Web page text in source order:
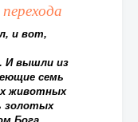
и вот,
И вышли из
семь
животных
золотых